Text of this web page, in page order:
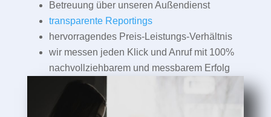
Betreuung über unseren Außendienst
transparente Reportings
hervorragendes Preis-Leistungs-Verhältnis
wir messen jeden Klick und Anruf mit 100%
nachvollziehbarem und messbarem Erfolg